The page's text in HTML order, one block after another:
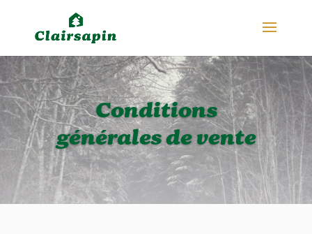
Conditions
générales de vente